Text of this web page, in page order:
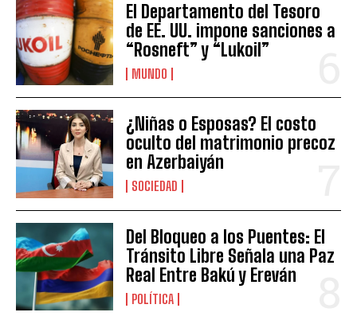
El Departamento del Tesoro
de EE. UU. impone sanciones a
“Rosneft” y “Lukoil”
MUNDO
¿Niñas o Esposas? El costo
oculto del matrimonio precoz
en Azerbaiyán
SOCIEDAD
Del Bloqueo a los Puentes: El
Tránsito Libre Señala una Paz
Real Entre Bakú y Ereván
POLÍTICA